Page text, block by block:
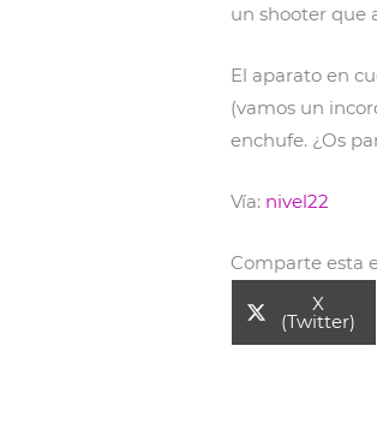
un shooter que
El aparato en
(vamos un
enchufe. ¿Os
Vía: nivel22
Comparte esta
en
X
(Twitter)